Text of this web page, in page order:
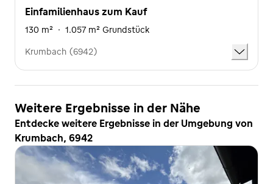
Einfamilienhaus zum Kauf
130 m² · 1.057 m² Grundstück
Krumbach (6942)
Weitere Ergebnisse in der Nähe
Entdecke weitere Ergebnisse in der Umgebung von
Krumbach, 6942